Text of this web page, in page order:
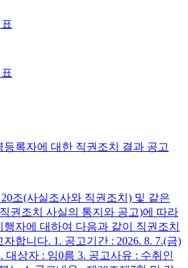
록자에 대한 직권조치 결과 공고
20조(사실조사와 직권조치) 및 같은
권조치 사실의 통지와 공고)에 따라
자에 대하여 다음과 같이 직권조치
합니다. 1. 공고기간 : 2026. 8. 7.(금)
대상자 : 임0름 3. 공고사유 : 수취인